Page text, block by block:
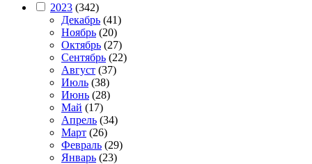
2023 (342)
Декабрь (41)
Ноябрь (20)
Октябрь (27)
Сентябрь (22)
Август (37)
Июль (38)
Июнь (28)
Май (17)
Апрель (34)
Март (26)
Февраль (29)
Январь (23)